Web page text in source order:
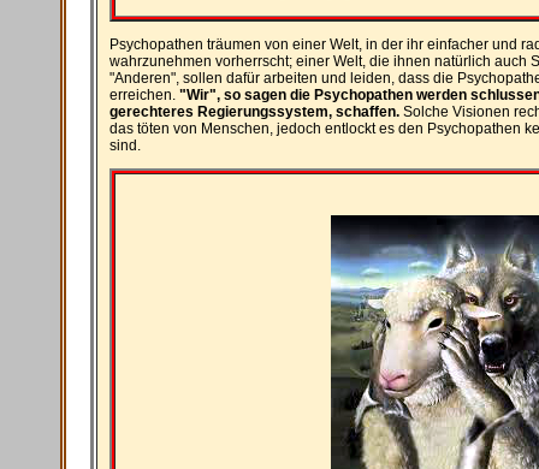
Psychopathen träumen von einer Welt, in der ihr einfacher und
wahrzunehmen vorherrscht; einer Welt, die ihnen natürlich auch
"Anderen", sollen dafür arbeiten und leiden, dass die
erreichen. "Wir", so sagen die Psychopathen werden
gerechteres Regierungssystem, schaffen. Solche Visionen
das töten von Menschen, jedoch entlockt es den Psychopathen
sind.